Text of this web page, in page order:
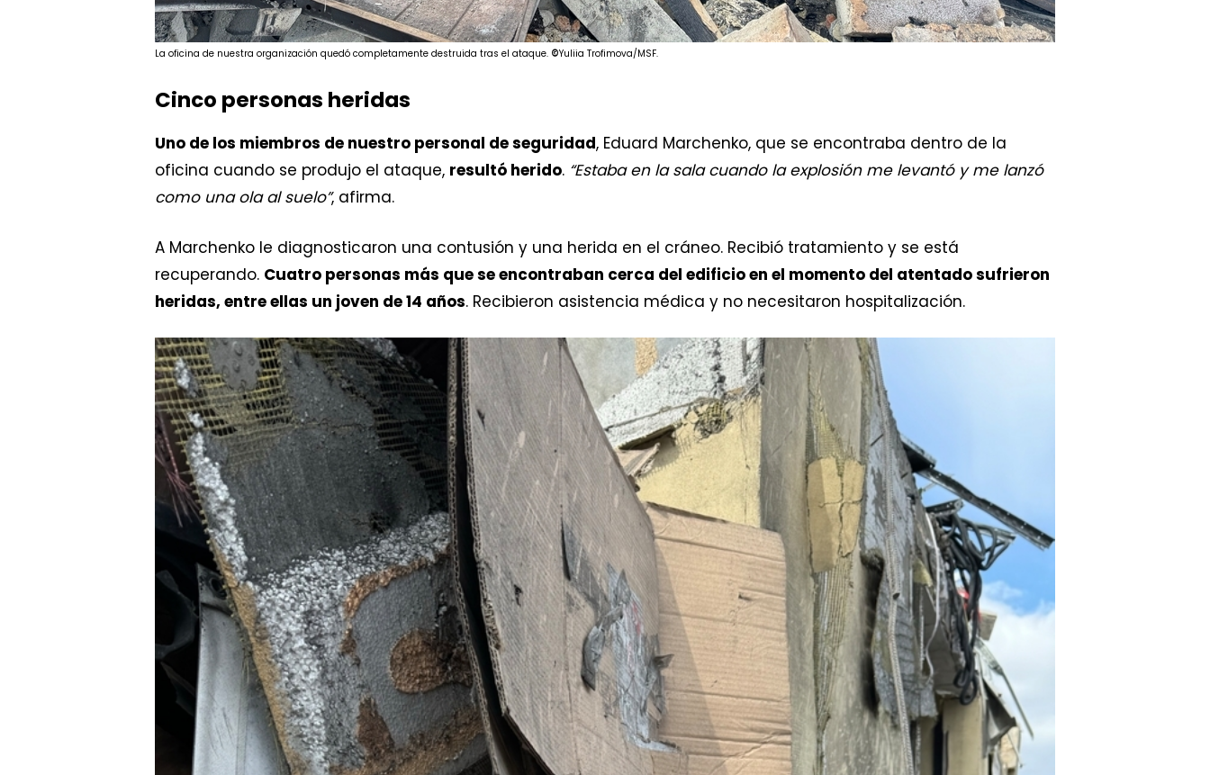
La oficina de nuestra organización quedó completamente destruida tras el ataque. ©Yuliia Trofimova/MSF.
Cinco personas heridas
Uno de los miembros de nuestro personal de seguridad, Eduard Marchenko, que se encontraba dentro de la
oficina cuando se produjo el ataque, resultó herido. “Estaba en la sala cuando la explosión me levantó y me lanzó
como una ola al suelo”, afirma.
A Marchenko le diagnosticaron una contusión y una herida en el cráneo. Recibió tratamiento y se está
recuperando. Cuatro personas más que se encontraban cerca del edificio en el momento del atentado sufrieron
heridas, entre ellas un joven de 14 años. Recibieron asistencia médica y no necesitaron hospitalización.